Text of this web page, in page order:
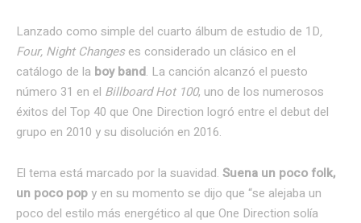
Lanzado como simple del cuarto álbum de estudio de 1D,
Four, Night Changeses considerado un clásico en el
catálogo de la boy band. La canción alcanzó el puesto
número 31 en el Billboard Hot 100, uno de los numerosos
éxitos del Top 40 que One Direction logró entre el debut del
grupo en 2010 y su disolución en 2016.
El tema está marcado por la suavidad. Suena un poco folk,
un poco popy en su momento se dijo que “se alejaba un
poco del estilo más energético al que One Direction solía